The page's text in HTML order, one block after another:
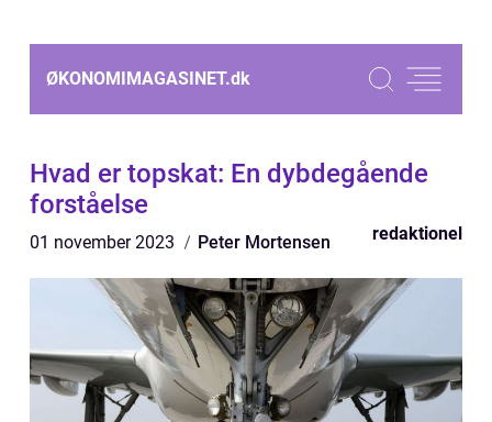
ØKONOMIMAGASINET.dk
Hvad er topskat: En dybdegående
forståelse
01 november 2023 Peter Mortensen redaktionel